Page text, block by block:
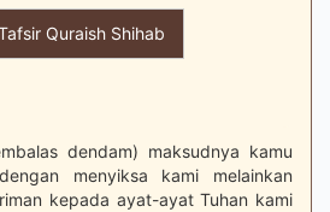
Quraish Shihab
dendam) maksudnya kamu
menyiksa kami melainkan
kepada ayat-ayat Tuhan kami